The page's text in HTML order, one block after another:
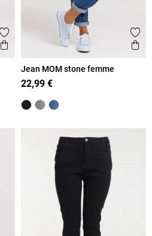
Ajouter aux favoris
Aperçu rapide
Jean MOM stone femme
22,99 €